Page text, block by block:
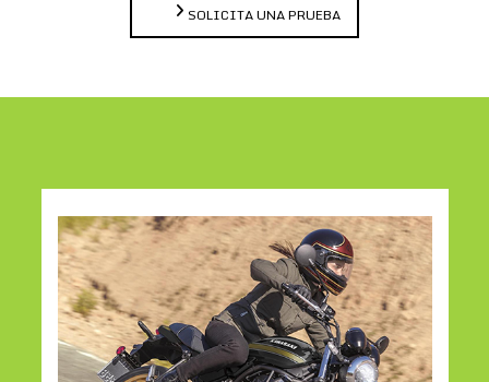
SOLICITA UNA PRUEBA